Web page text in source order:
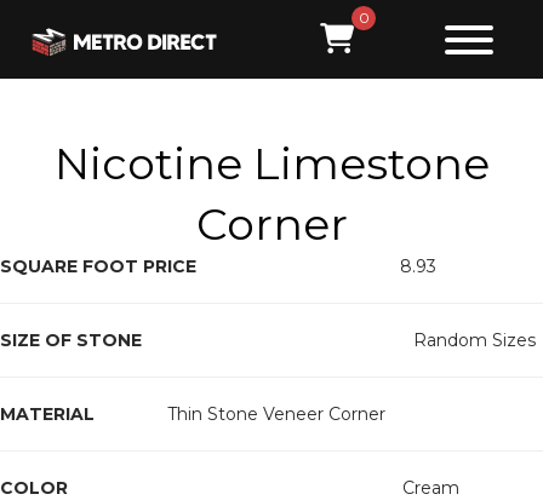
0
Nicotine Limestone
Corner
SQUARE FOOT PRICE 8.93
SIZE OF STONE Random Sizes
MATERIAL Thin Stone Veneer Corner
COLOR Cream